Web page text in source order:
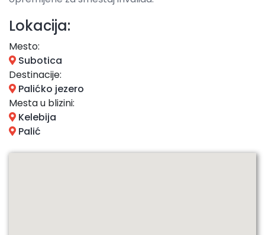
Lokacija:
Mesto:
Subotica
Destinacije:
Palićko jezero
Mesta u blizini:
Kelebija
Palić